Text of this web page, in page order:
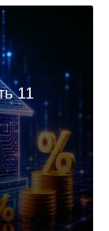
11